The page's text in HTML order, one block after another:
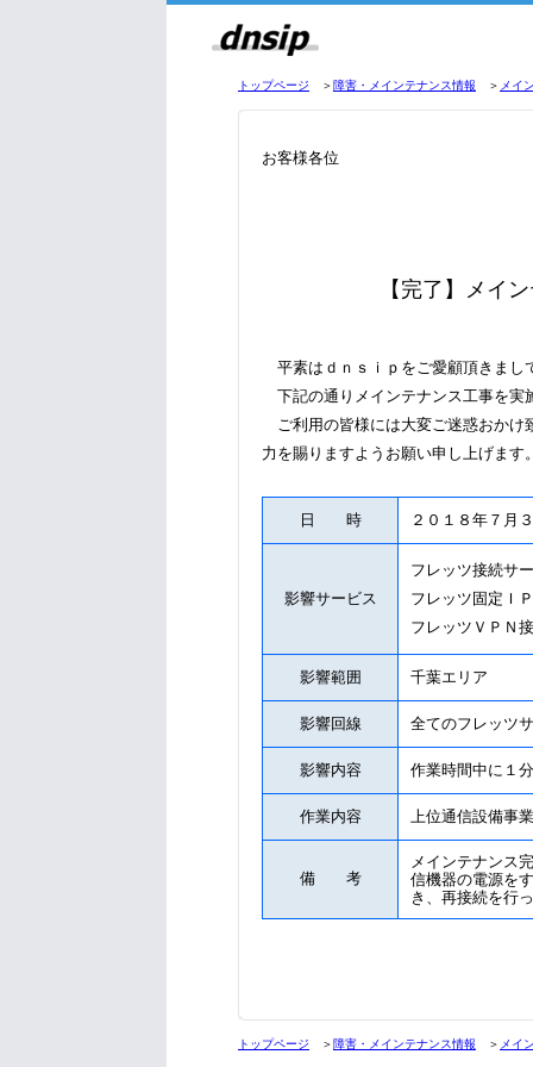
トップページ ＞障害・メインテナンス情報 ＞ メイ
お客様各位
【完了】メイ
平素はｄｎｓｉｐをご愛顧頂きまし
下記の通りメインテナンス工事を実
ご利用の皆様には大変ご迷惑おかけ
力を賜りますようお願い申し上げます
日 時 ２０１８年７
影響サービス
フレッツ接続サ
フレッツ固定Ｉ
フレッツＶＰＮ
影響範囲 千葉エリア
影響回線 全てのフレッツ
影響内容 作業時間中に１
作業内容 上位通信設備事
備 考
メインテナンス
信機器の電源を
き、再接続を行
トップページ ＞障害・メインテナンス情報 ＞ メイ